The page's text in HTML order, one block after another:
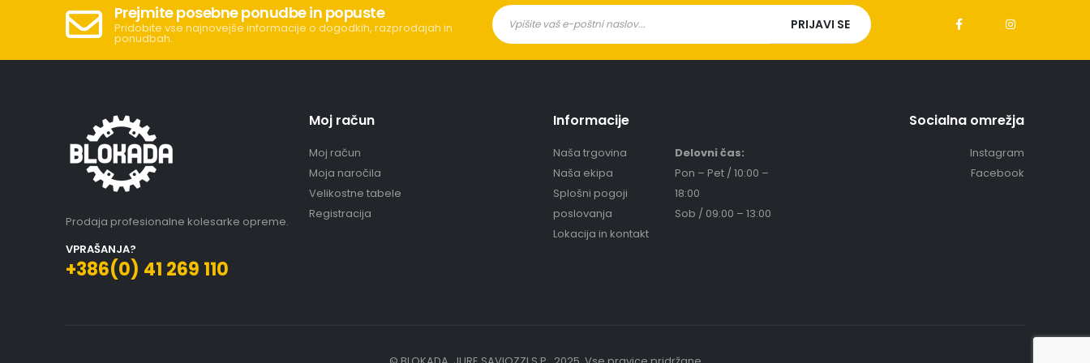
Prejmite posebne ponudbe in popuste
Pridobite vse najnovejše informacije o dogodkih, razprodajah in
ponudbah.
Prodaja profesionalne kolesarke opreme.
VPRAŠANJA?
+386(0) 41 269 110
Moj račun
Moj račun
Moja naročila
Velikostne tabele
Registracija
Informacije
Naša trgovina
Naša ekipa
Splošni pogoji
poslovanja
Lokacija in kontakt
Delovni čas:
Pon – Pet / 10:00 –
18:00
Sob / 09:00 – 13:00
Socialna omrežja
Instagram
Facebook